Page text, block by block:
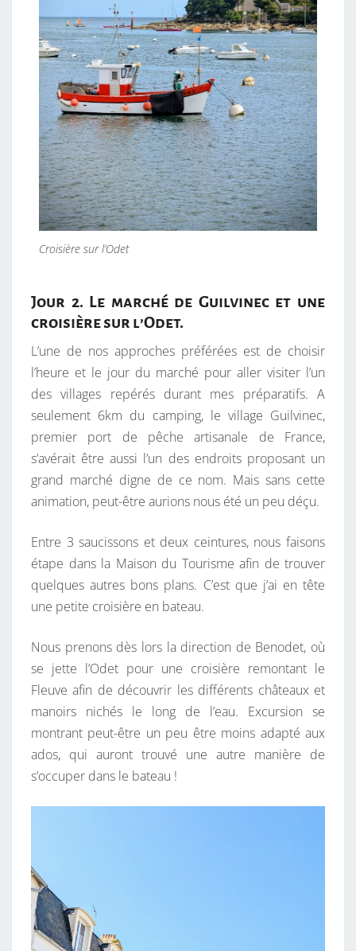
Croisière sur l’Odet
Jour 2. Le marché de Guilvinec et une
croisière sur l’Odet.
L’une de nos approches préférées est de choisir
l’heure et le jour du marché pour aller visiter l’un
des villages repérés durant mes préparatifs. A
seulement 6km du camping, le village Guilvinec,
premier port de pêche artisanale de France,
s’avérait être aussi l’un des endroits proposant un
grand marché digne de ce nom. Mais sans cette
animation, peut-être aurions nous été un peu déçu.
Entre 3 saucissons et deux ceintures, nous faisons
étape dans la Maison du Tourisme afin de trouver
quelques autres bons plans. C’est que j’ai en tête
une petite croisière en bateau.
Nous prenons dès lors la direction de Benodet, où
se jette l’Odet pour une croisière remontant le
Fleuve afin de découvrir les différents châteaux et
manoirs nichés le long de l’eau. Excursion se
montrant peut-être un peu être moins adapté aux
ados, qui auront trouvé une autre manière de
s’occuper dans le bateau !